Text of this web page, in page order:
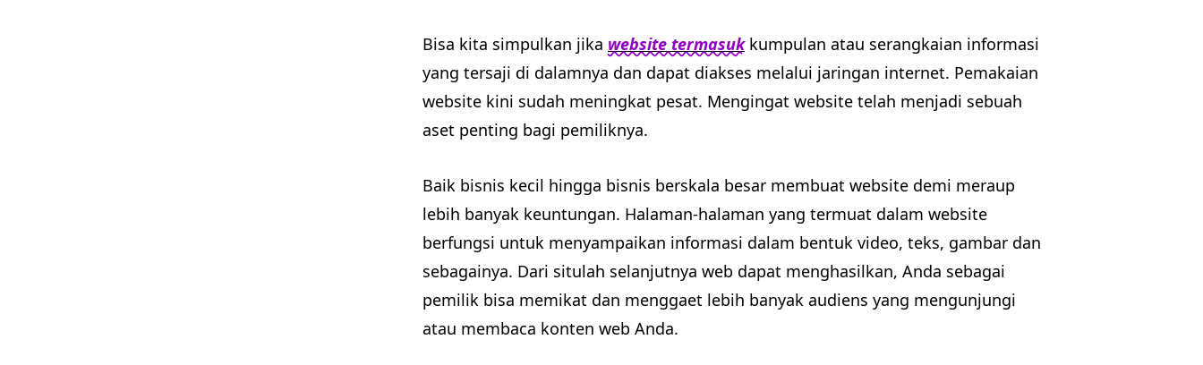
Bisa kita simpulkan jika website termasukkumpulan atau serangkaian informasi
yang tersaji di dalamnya dan dapat diakses melalui jaringan internet. Pemakaian
website kini sudah meningkat pesat. Mengingat website telah menjadi sebuah
aset penting bagi pemiliknya.
Baik bisnis kecil hingga bisnis berskala besar membuat website demi meraup
lebih banyak keuntungan. Halaman-halaman yang termuat dalam website
berfungsi untuk menyampaikan informasi dalam bentuk video, teks, gambar dan
sebagainya. Dari situlah selanjutnya web dapat menghasilkan, Anda sebagai
pemilik bisa memikat dan menggaet lebih banyak audiens yang mengunjungi
atau membaca konten web Anda.